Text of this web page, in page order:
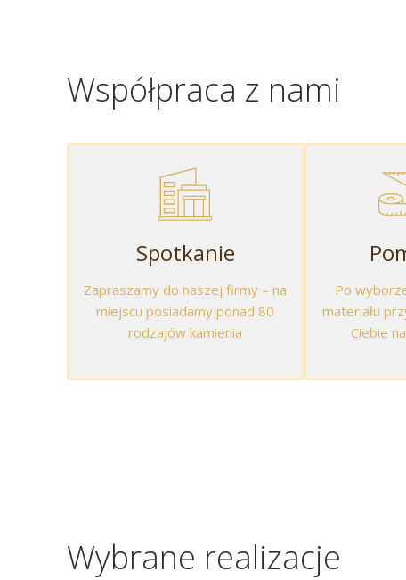
Współpraca z nami
Spotkanie
Zapraszamy do naszej firmy – na
miejscu posiadamy ponad 80
rodzajów kamienia
Po
materiału
Ciebie
Wybrane realizacje